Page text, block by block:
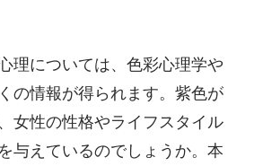
理については、色彩心理学や
の情報が得られます。紫色が
女性の性格やライフスタイル
与えているのでしょうか。本